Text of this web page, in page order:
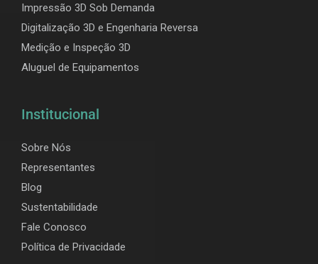
Impressão 3D Sob Demanda
Digitalização 3D e Engenharia Reversa
Medição e Inspeção 3D
Aluguel de Equipamentos
Institucional
Sobre Nós
Representantes
Blog
Sustentabilidade
Fale Conosco
Política de Privacidade